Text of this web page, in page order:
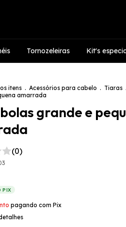
Tornozeleiras Kit's
itens . Acessórios para cabelo . Tiaras .
amarrada
grande e
(0)
PIX
pagando com Pix